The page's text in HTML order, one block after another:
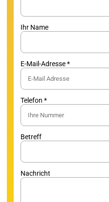
Ihr Name
E-Mail-Adresse *
Telefon *
Betreff
Nachricht